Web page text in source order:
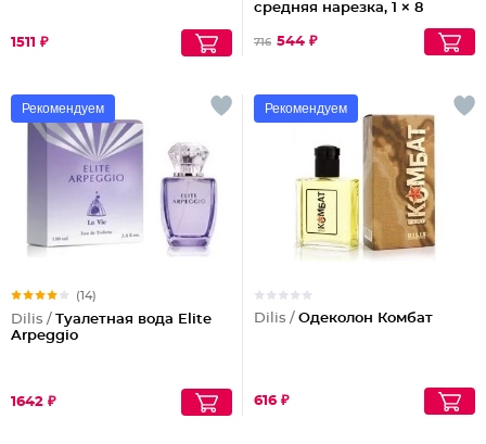
1511 ₽
средняя нарезка, 1 × 8
716 544 ₽
Рекомендуем
(14)
Dilis / Туалетная вода Elite
Arpeggio
1642 ₽
Рекомендуем
Dilis / Одеколон Комбат
616 ₽